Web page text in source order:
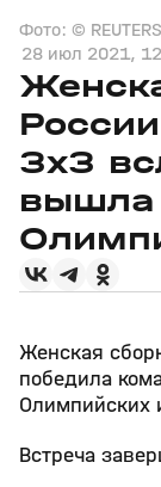
Фото: ©
28 июл 2021,
3х3
вышла
Женская
победила
Олимпийских
Встреча